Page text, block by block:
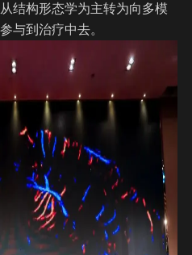
结构形态学为主转为向多模
与到治疗中去。